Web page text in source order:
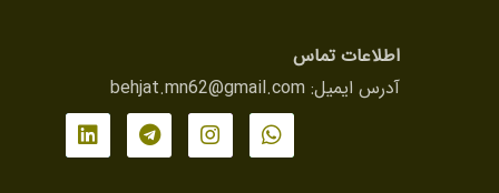
اطلاعات تماس
آدرس ایمیل: behjat.mn62@gmail.com